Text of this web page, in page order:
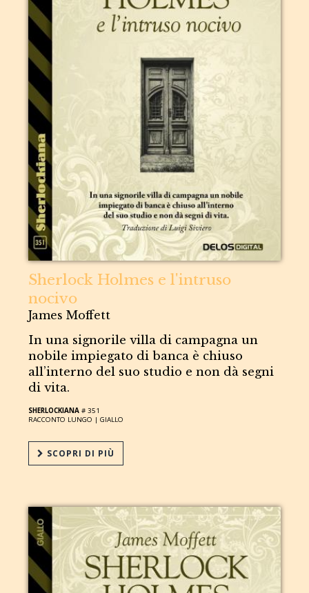
Sherlock Holmes e l'intruso
nocivo
James Moffett
In una signorile villa di campagna un
nobile impiegato di banca è chiuso
all’interno del suo studio e non dà segni
di vita.
SHERLOCKIANA # 351
RACCONTO LUNGO |GIALLO
SCOPRI DI PIÙ